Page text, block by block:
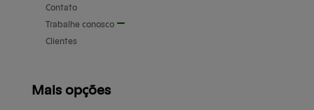
Contato
Trabalhe conosco
Clientes
Mais opções